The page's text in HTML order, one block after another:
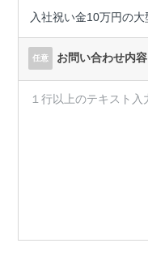
任意 お問い合わせ内容